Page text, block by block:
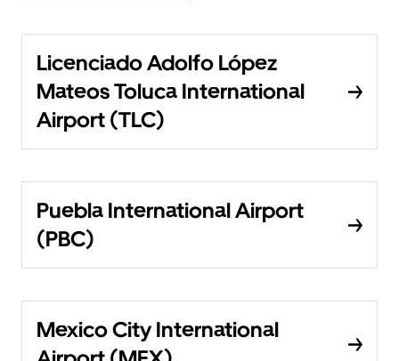
Licenciado Adolfo López
Mateos Toluca International
Airport (TLC)
Puebla International Airport
(PBC)
Mexico City International